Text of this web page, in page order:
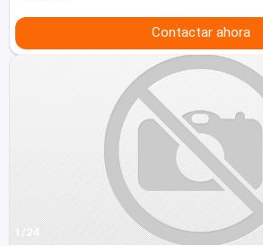
Contactar ahora
1/24